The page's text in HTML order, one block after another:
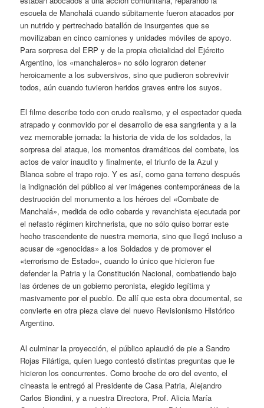
escuela de Manchalá cuando súbitamente fueron atacados por
un nutrido y pertrechado batallón de insurgentes que se
movilizaban en cinco camiones y unidades móviles de apoyo.
Para sorpresa del ERP y de la propia oficialidad del Ejército
Argentino, los «manchaleros» no sólo lograron detener
heroicamente a los subversivos, sino que pudieron sobrevivir
todos, aún cuando tuvieron heridos graves entre los suyos.
El filme describe todo con crudo realismo, y el espectador queda
atrapado y conmovido por el desarrollo de esa sangrienta y a la
vez memorable jornada: la historia de vida de los soldados, la
sorpresa del ataque, los momentos dramáticos del combate, los
actos de valor inaudito y finalmente, el triunfo de la Azul y
Blanca sobre el trapo rojo. Y es así, como gana terreno después
la indignación del público al ver imágenes contemporáneas de la
destrucción del monumento a los héroes del «Combate de
Manchalá», medida de odio cobarde y revanchista ejecutada por
el nefasto régimen kirchnerista, que no sólo quiso borrar este
hecho trascendente de nuestra memoria, sino que llegó incluso a
acusar de «genocidas» a los Soldados y de promover el
«terrorismo de Estado», cuando lo único que hicieron fue
defender la Patria y la Constitución Nacional, combatiendo bajo
las órdenes de un gobierno peronista, elegido legítima y
masivamente por el pueblo. De allí que esta obra documental, se
convierte en otra pieza clave del nuevo Revisionismo Histórico
Argentino.
Al culminar la proyección, el público aplaudió de pie a Sandro
Rojas Filártiga, quien luego contestó distintas preguntas que le
hicieron los concurrentes. Como broche de oro del evento, el
cineasta le entregó al Presidente de Casa Patria, Alejandro
Carlos Biondini, y a nuestra Directora, Prof. Alicia María